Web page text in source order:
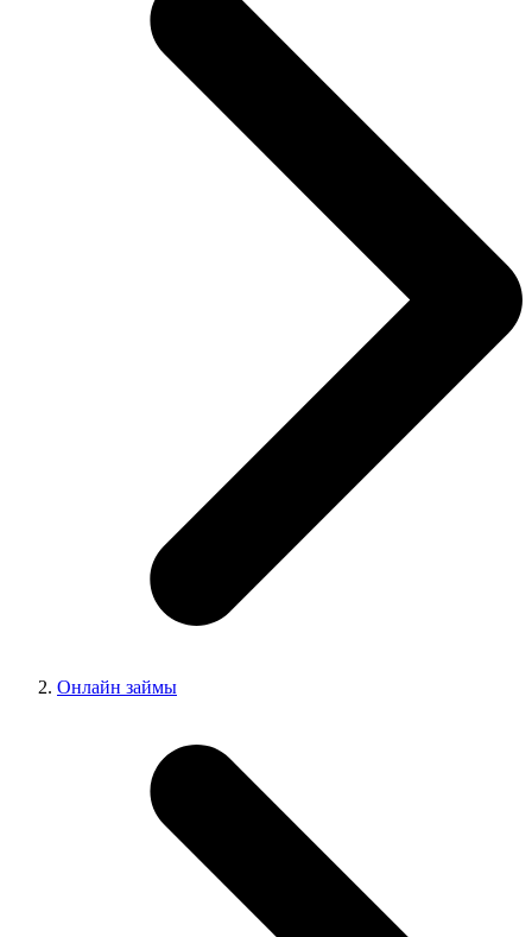
Онлайн займы